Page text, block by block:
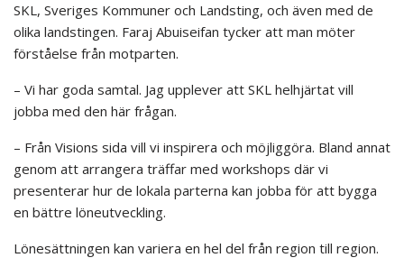
SKL, Sveriges Kommuner och Landsting, och även med de
olika landstingen. Faraj Abuiseifan tycker att man möter
förståelse från motparten.
– Vi har goda samtal. Jag upplever att SKL helhjärtat vill
jobba med den här frågan.
– Från Visions sida vill vi inspirera och möjliggöra. Bland annat
genom att arrangera träffar med workshops där vi
presenterar hur de lokala parterna kan jobba för att bygga
en bättre löneutveckling.
Lönesättningen kan variera en hel del från region till region.